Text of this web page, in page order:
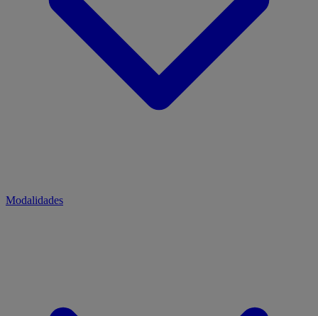
Modalidades